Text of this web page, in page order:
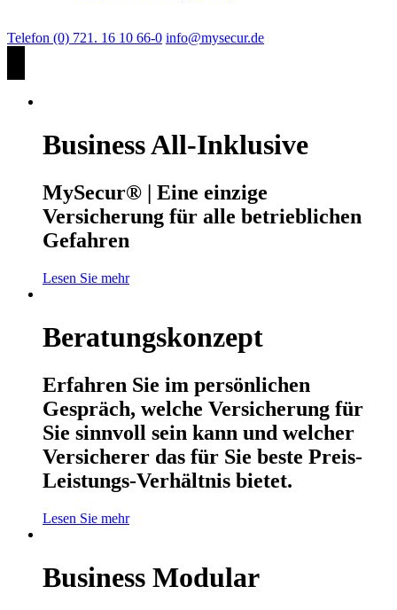
Telefon (0) 721. 16 10 66-0 info@mysecur.de
Business All-Inklusive
MySecur® | Eine einzige
Versicherung für alle betrieblichen
Gefahren
Lesen Sie mehr
Beratungskonzept
Erfahren Sie im persönlichen
Gespräch, welche Versicherung für
Sie sinnvoll sein kann und welcher
Versicherer das für Sie beste Preis-
Leistungs-Verhältnis bietet.
Lesen Sie mehr
Business Modular